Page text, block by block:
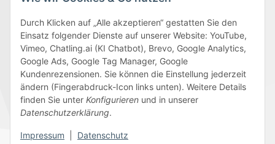
Durch Klicken auf „Alle akzeptieren“ gestatten Sie den
Einsatz folgender Dienste auf unserer Website: YouTube,
Vimeo, Chatling.ai (KI Chatbot), Brevo, Google Analytics,
Google Ads, Google Tag Manager, Google
Kundenrezensionen. Sie können die Einstellung jederzeit
ändern (Fingerabdruck-Icon links unten). Weitere Details
finden Sie unter Konfigurieren und in unserer
Datenschutzerklärung.
Impressum Datenschutz
Wir versenden mit
Folge uns